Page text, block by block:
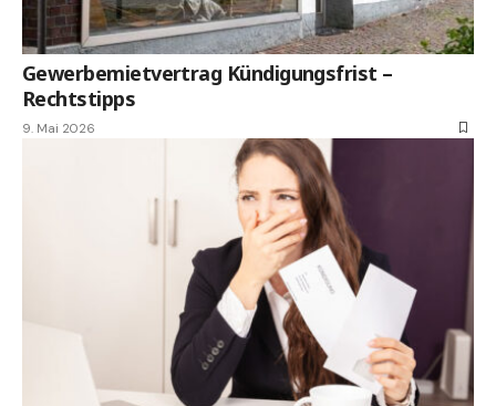
Gewerbemietvertrag Kündigungsfrist –
Rechtstipps
9. Mai 2026